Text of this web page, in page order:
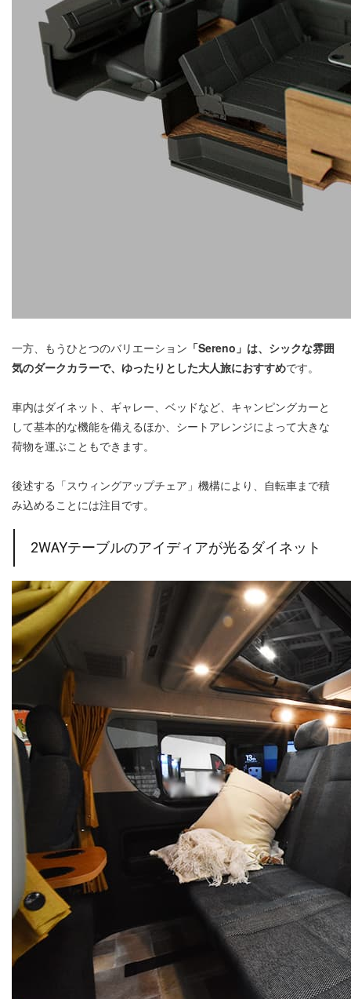
一方、もうひとつのバリエーション 「Sereno」は、シックな雰囲
気のダークカラーで、ゆったりとした大人旅におすすめです。
車内はダイネット、ギャレー、ベッドなど、キャンピングカーと
して基本的な機能を備えるほか、シートアレンジによって大きな
荷物を運ぶこともできます。
後述する「スウィングアップチェア」機構により、自転車まで積
み込めることには注目です。
2WAYテーブルのアイディアが光るダイネット